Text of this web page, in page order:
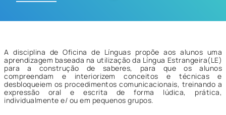
A disciplina de Oficina de Línguas propõe aos alunos uma
aprendizagem baseada na utilização da Língua Estrangeira(LE)
para a construção de saberes, para que os alunos
compreendam e interiorizem conceitos e técnicas e
desbloqueiem os procedimentos comunicacionais, treinando a
expressão oral e escrita de forma lúdica, prática,
individualmente e/ ou em pequenos grupos.